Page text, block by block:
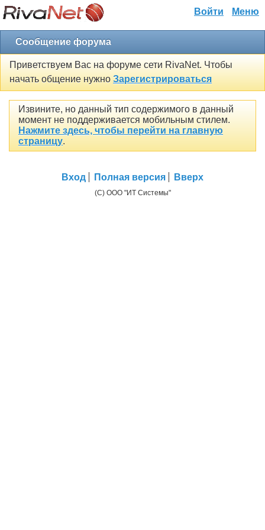
Войти Меню
Сообщение форума
Приветствуем Вас на форуме сети RivaNet. Чтобы
начать общение нужно Зарегистрироваться
Извините, но данный тип содержимого в данный
момент не поддерживается мобильным стилем.
Нажмите здесь, чтобы перейти на главную
страницу.
Вход Полная версия Вверх
(C) ООО "ИТ Системы"